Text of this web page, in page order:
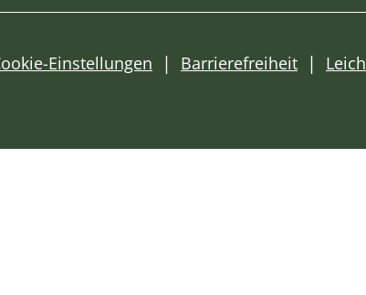
Einstellungen Barrierefreiheit